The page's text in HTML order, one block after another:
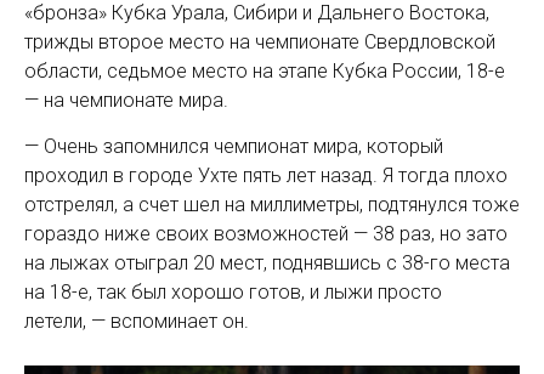
«бронза» Кубка Урала, Сибири и Дальнего Востока,
трижды второе место на чемпионате Свердловской
области, седьмое место на этапе Кубка России, 18-е
— на чемпионате мира.
— Очень запомнился чемпионат мира, который
проходил в городе Ухте пять лет назад. Я тогда плохо
отстрелял, а счет шел на миллиметры, подтянулся тоже
гораздо ниже своих возможностей — 38 раз, но зато
на лыжах отыграл 20 мест, поднявшись с 38-го места
на 18-е, так был хорошо готов, и лыжи просто
летели, — вспоминает он.